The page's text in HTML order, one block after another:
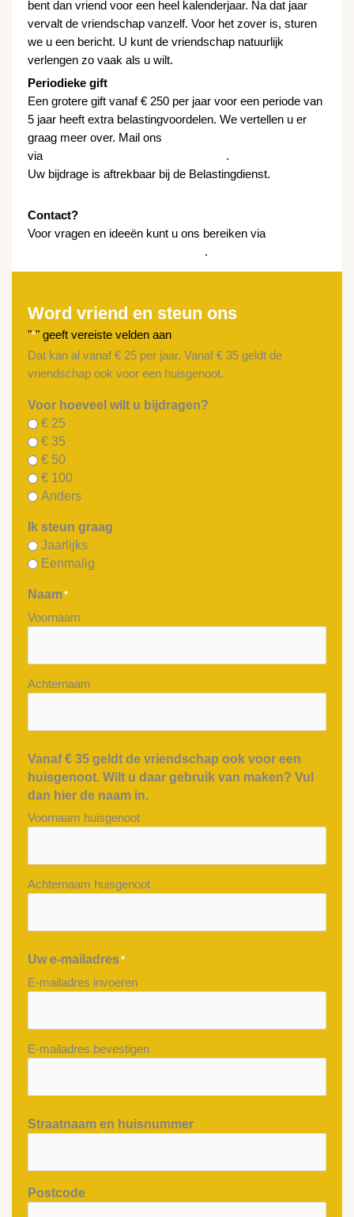
bent dan vriend voor een heel kalenderjaar. Na dat jaar
vervalt de vriendschap vanzelf. Voor het zover is, sturen
we u een bericht. U kunt de vriendschap natuurlijk
verlengen zo vaak als u wilt.
Periodieke gift
Een grotere gift vanaf € 250 per jaar voor een periode van
5 jaar heeft extra belastingvoordelen. We vertellen u er
graag meer over. Mail ons
via
.
Uw bijdrage is aftrekbaar bij de Belastingdienst.
Contact?
Voor vragen en ideeën kunt u ons bereiken via
.
Word vriend en steun ons
"*" geeft vereiste velden aan
Dat kan al vanaf € 25 per jaar. Vanaf € 35 geldt de
vriendschap ook voor een huisgenoot.
Voor hoeveel wilt u bijdragen?
€ 25
€ 35
€ 50
€ 100
Anders
Ik steun graag
Jaarlijks
Eenmalig
Naam*
Voornaam
Achternaam
Vanaf € 35 geldt de vriendschap ook voor een
huisgenoot. Wilt u daar gebruik van maken? Vul
dan hier de naam in.
Voornaam huisgenoot
Achternaam huisgenoot
Uw e-mailadres*
E-mailadres invoeren
E-mailadres bevestigen
Straatnaam en huisnummer
Postcode